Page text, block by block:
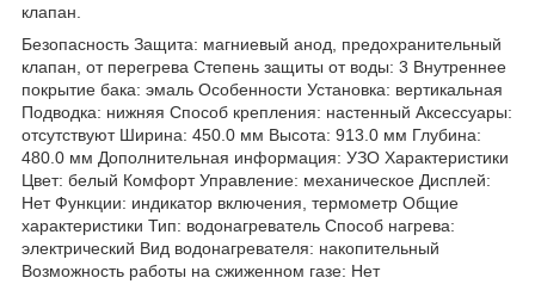
клапан.
Безопасность Защита: магниевый анод, предохранительный
клапан, от перегрева Степень защиты от воды: 3 Внутреннее
покрытие бака: эмаль Особенности Установка: вертикальная
Подводка: нижняя Способ крепления: настенный Аксессуары:
отсутствуют Ширина: 450.0 мм Высота: 913.0 мм Глубина:
480.0 мм Дополнительная информация: УЗО Характеристики
Цвет: белый Комфорт Управление: механическое Дисплей:
Нет Функции: индикатор включения, термометр Общие
характеристики Тип: водонагреватель Способ нагрева:
электрический Вид водонагревателя: накопительный
Возможность работы на сжиженном газе: Нет